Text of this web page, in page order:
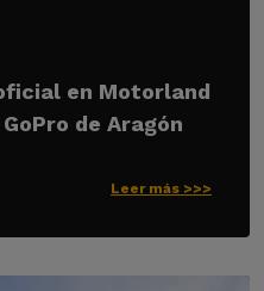
en Motorland
de Aragón
Leer más >>>